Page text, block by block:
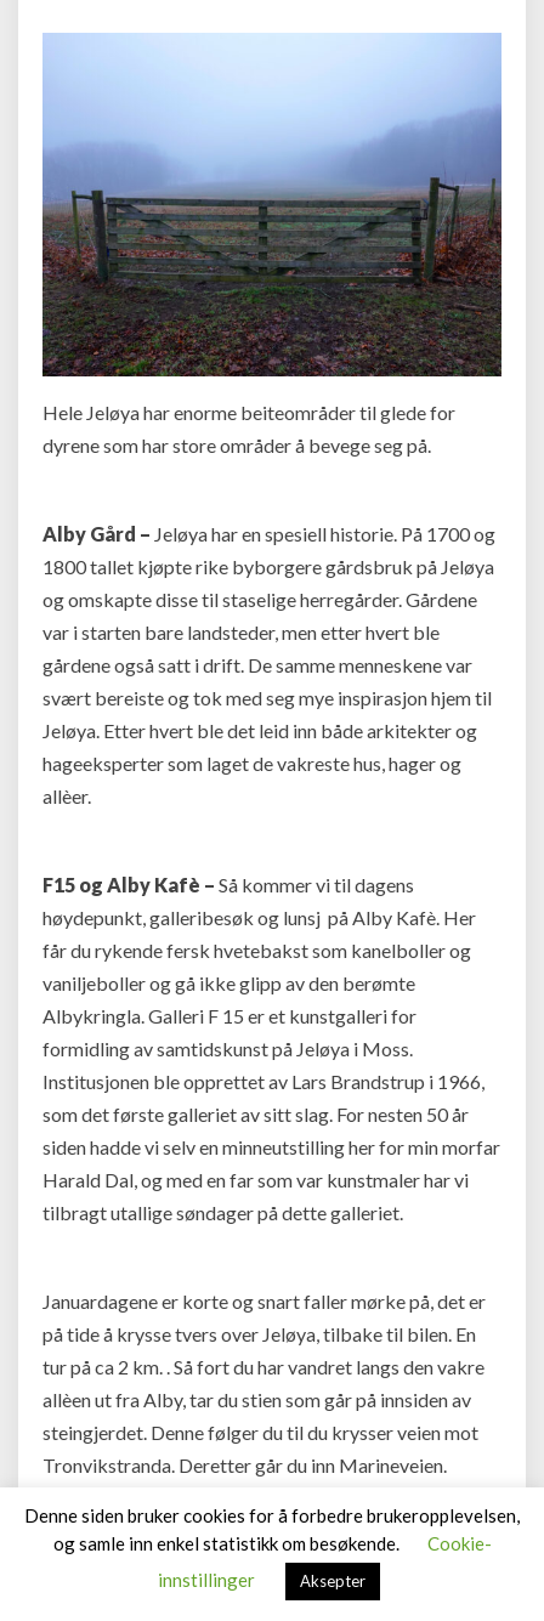
Hele Jeløya har enorme beiteområder til glede for
dyrene som har store områder å bevege seg på.
Alby Gård – Jeløya har en spesiell historie. På 1700 og
1800 tallet kjøpte rike byborgere gårdsbruk på Jeløya
og omskapte disse til staselige herregårder. Gårdene
var i starten bare landsteder, men etter hvert ble
gårdene også satt i drift. De samme menneskene var
svært bereiste og tok med seg mye inspirasjon hjem til
Jeløya. Etter hvert ble det leid inn både arkitekter og
hageeksperter som laget de vakreste hus, hager og
allèer.
F15 og Alby Kafè – Så kommer vi til dagens
høydepunkt, galleribesøk og lunsj på Alby Kafè. Her
får du rykende fersk hvetebakst som kanelboller og
vaniljeboller og gå ikke glipp av den berømte
Albykringla. Galleri F 15 er et kunstgalleri for
formidling av samtidskunst på Jeløya i Moss.
Institusjonen ble opprettet av Lars Brandstrup i 1966,
som det første galleriet av sitt slag. For nesten 50 år
siden hadde vi selv en minneutstilling her for min morfar
Harald Dal, og med en far som var kunstmaler har vi
tilbragt utallige søndager på dette galleriet.
Januardagene er korte og snart faller mørke på, det er
på tide å krysse tvers over Jeløya, tilbake til bilen. En
tur på ca 2 km. . Så fort du har vandret langs den vakre
allèen ut fra Alby, tar du stien som går på innsiden av
steingjerdet. Denne følger du til du krysser veien mot
Tronvikstranda. Deretter går du inn Marineveien.
Gjerne del innlegget mitt!
Denne siden bruker cookies for å forbedre brukeropplevelsen,
og samle inn enkel statistikk om besøkende.
Cookie-
innstillinger
Aksepter